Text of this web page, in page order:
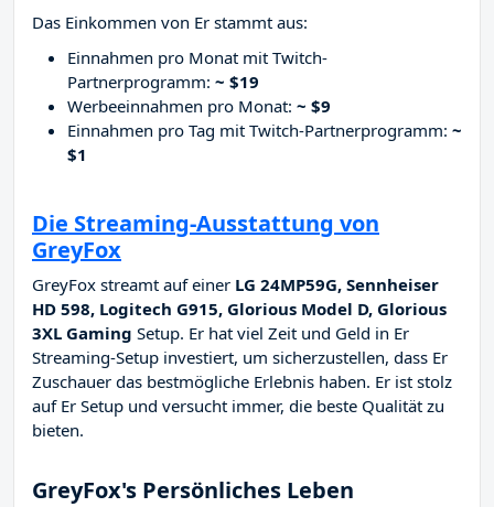
Das Einkommen von Er stammt aus:
Einnahmen pro Monat mit Twitch-
Partnerprogramm: ~ $19
Werbeeinnahmen pro Monat: ~ $9
Einnahmen pro Tag mit Twitch-Partnerprogramm: ~
$1
Die Streaming-Ausstattung von
GreyFox
GreyFox streamt auf einer LG 24MP59G, Sennheiser
HD 598, Logitech G915, Glorious Model D, Glorious
3XL Gaming Setup. Er hat viel Zeit und Geld in Er
Streaming-Setup investiert, um sicherzustellen, dass Er
Zuschauer das bestmögliche Erlebnis haben. Er ist stolz
auf Er Setup und versucht immer, die beste Qualität zu
bieten.
GreyFox's Persönliches Leben